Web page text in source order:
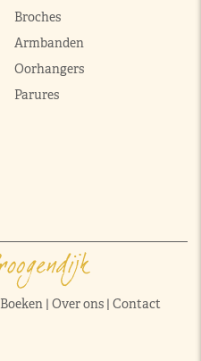
Broches
Armbanden
Oorhangers
Parures
Boeken| Over ons| Contact